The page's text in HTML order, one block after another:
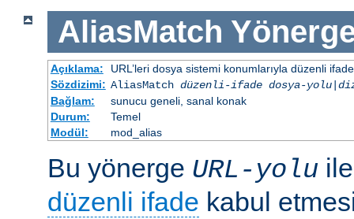
AliasMatch
Açıklama:
URL’leri dosya sistemi konumlarıyla düzenli
Sözdizimi: AliasMatch düzenli-ifade dosya-yolu|
Bağlam:
sunucu geneli, sanal konak
Durum:
Temel
Modül:
mod_alias
Bu yönerge URL-yolu
düzenli ifade kabul